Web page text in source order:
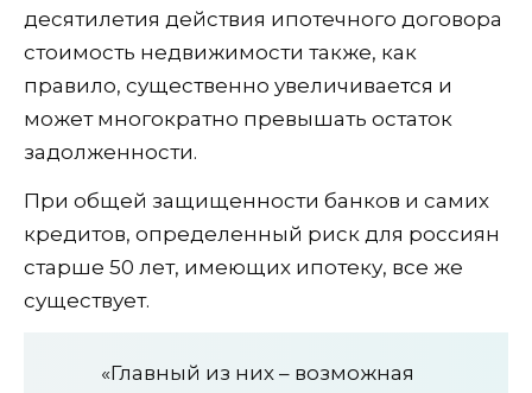
десятилетия действия ипотечного договора
стоимость недвижимости также, как
правило, существенно увеличивается и
может многократно превышать остаток
задолженности.
При общей защищенности банков и самих
кредитов, определенный риск для россиян
старше 50 лет, имеющих ипотеку, все же
существует.
«Главный из них – возможная